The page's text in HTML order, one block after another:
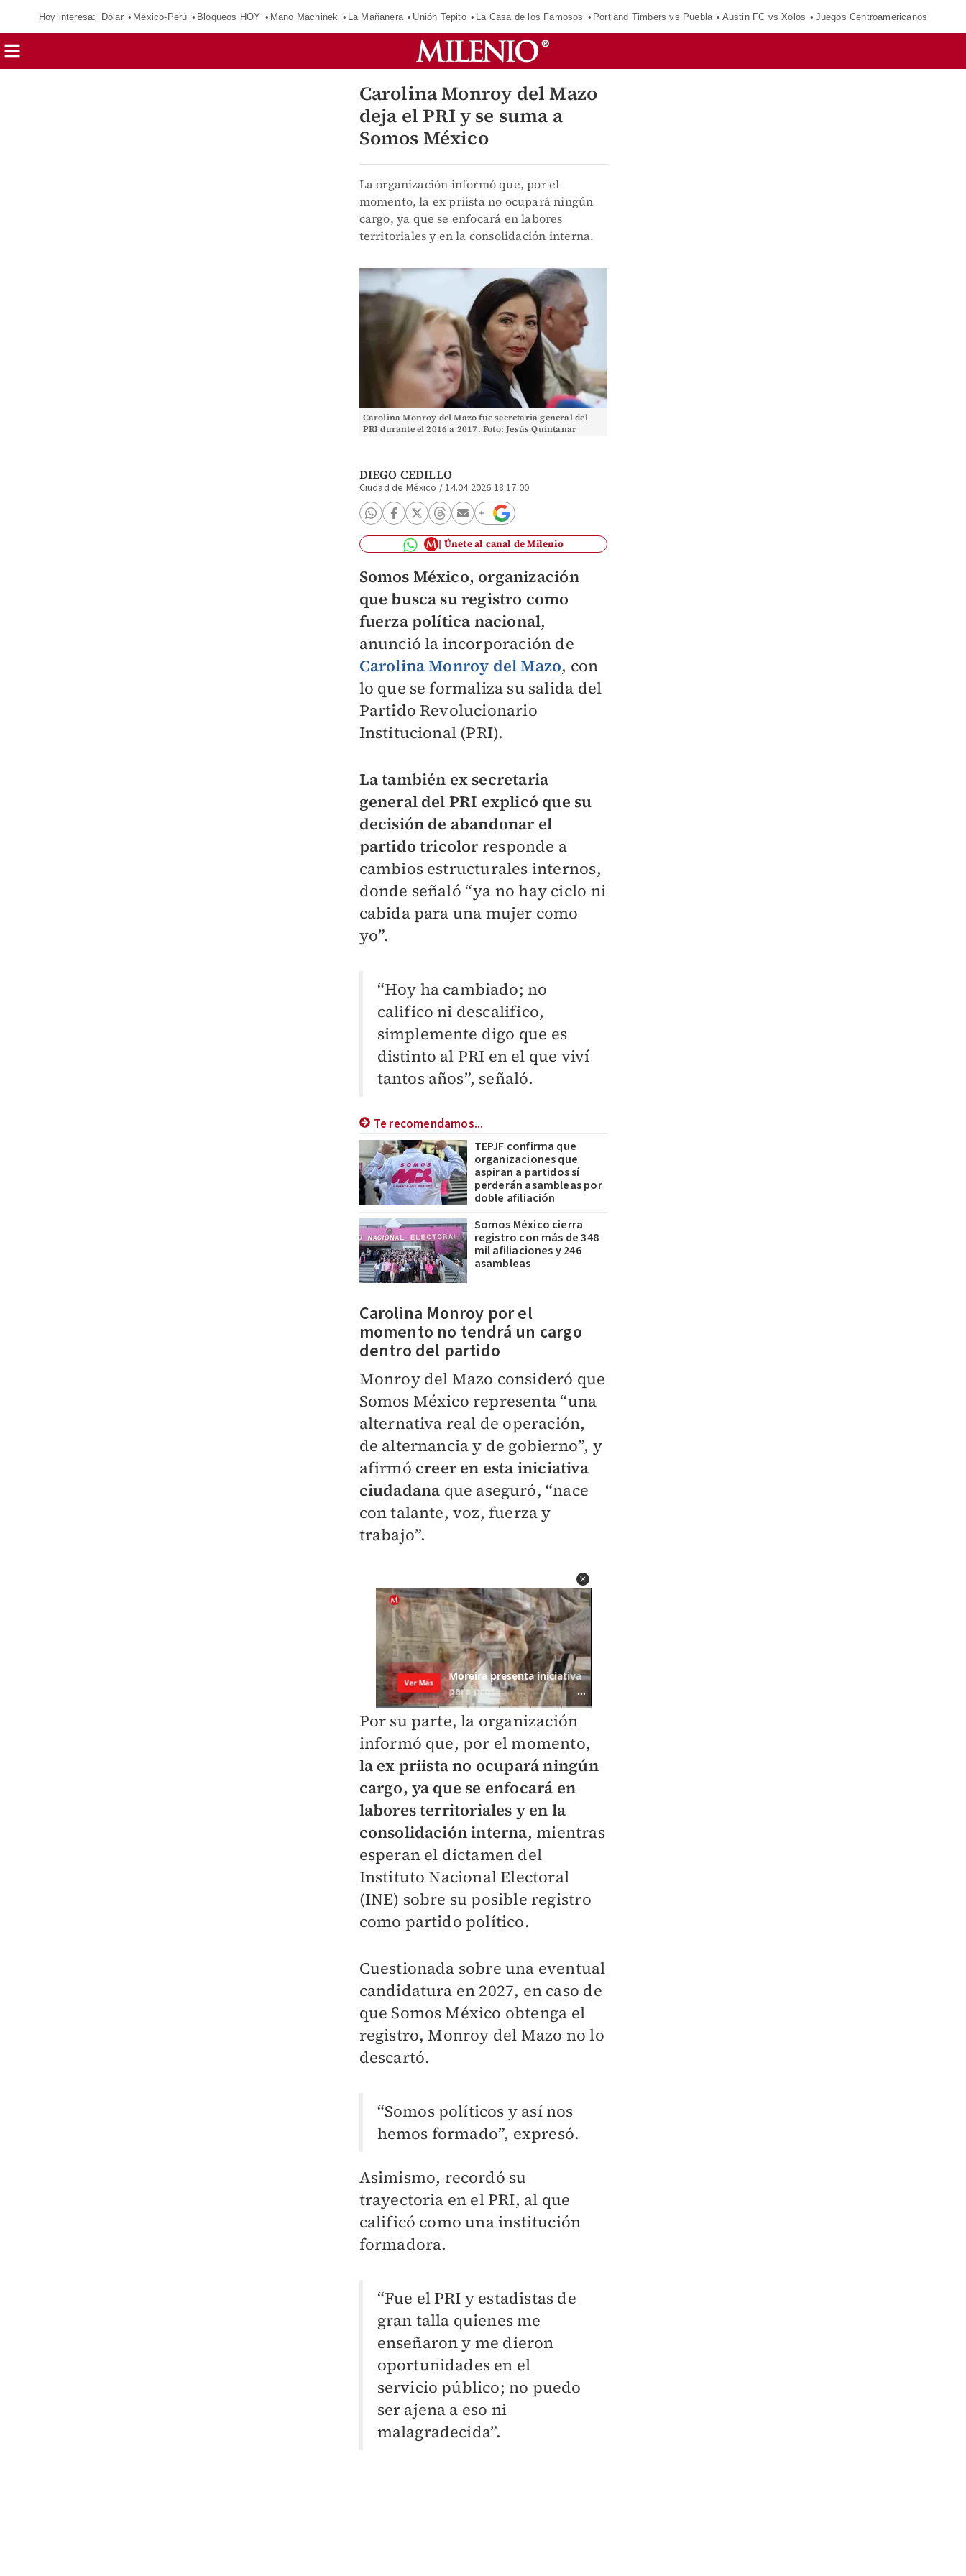
Hoy interesa: Dólar México-Perú Bloqueos HOY Mano Machinek La Mañanera Unión Tepito La Casa de los Famosos Portland Timbers vs Puebla Austin FC vs Xolos Juegos Centroamericanos
Carolina Monroy del Mazo
deja el PRI y se suma a
Somos México
La organización informó que, por el
momento, la ex priista no ocupará ningún
cargo, ya que se enfocará en labores
territoriales y en la consolidación interna.
Carolina Monroy del Mazo fue secretaria general del
PRI durante el 2016 a 2017. Foto: Jesús Quintanar
DIEGO CEDILLO
Ciudad de México /14.04.2026 18:17:00
Únete al canal de Milenio
Somos México, organización
que busca su registro como
fuerza política nacional,
anunció la incorporación de
Carolina Monroy del Mazo, con
lo que se formaliza su salida del
Partido Revolucionario
Institucional (PRI).
La también ex secretaria
general del PRI explicó que su
decisión de abandonar el
partido tricolorresponde a
cambios estructurales internos,
donde señaló “ya no hay ciclo ni
cabida para una mujer como
yo”.
“Hoy ha cambiado; no
califico ni descalifico,
simplemente digo que es
distinto al PRI en el que viví
tantos años”, señaló.
Te recomendamos...
TEPJF confirma que
organizaciones que
aspiran a partidos sí
perderán asambleas por
doble afiliación
Somos México cierra
registro con más de 348
mil afiliaciones y 246
asambleas
​Carolina Monroy por el
momento no tendrá un cargo
dentro del partido
Monroy del Mazo consideró que
Somos México representa “una
alternativa real de operación,
de alternancia y de gobierno”, y
afirmó creer en esta iniciativa
ciudadana que aseguró, “nace
con talante, voz, fuerza y
trabajo”.
Por su parte, la organización
informó que, por el momento,
la ex priista no ocupará ningún
cargo, ya que se enfocará en
labores territoriales y en la
consolidación interna, mientras
esperan el dictamen del
Instituto Nacional Electoral
(INE) sobre su posible registro
como partido político.
Cuestionada sobre una eventual
candidatura en 2027, en caso de
que Somos México obtenga el
registro, Monroy del Mazo no lo
descartó.
“Somos políticos y así nos
hemos formado”, expresó.
Asimismo, recordó su
trayectoria en el PRI, al que
calificó como una institución
formadora.
“Fue el PRI y estadistas de
gran talla quienes me
enseñaron y me dieron
oportunidades en el
servicio público; no puedo
ser ajena a eso ni
malagradecida”.